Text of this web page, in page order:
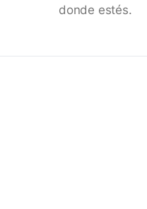
donde estés.